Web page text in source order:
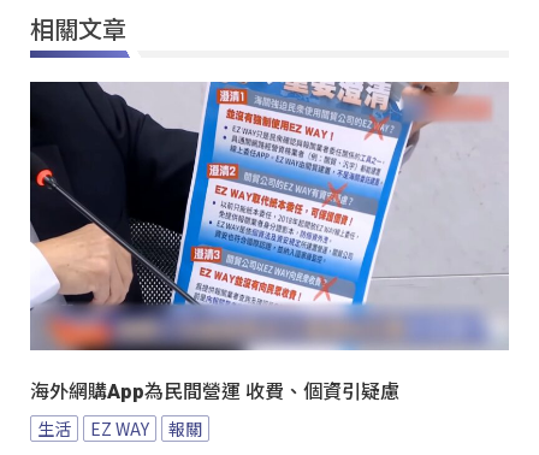
相關文章
海外網購App為民間營運 收費、個資引疑慮
生活 EZ WAY 報關